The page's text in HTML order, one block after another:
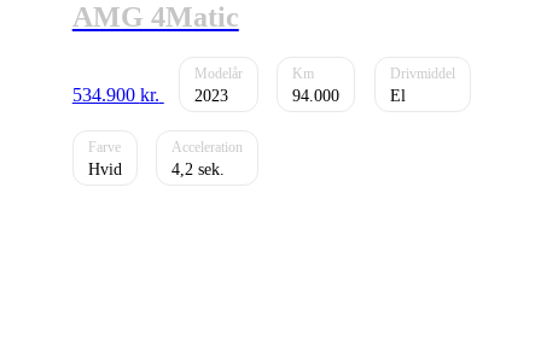
AMG 4Matic
534.900 kr. 2023 94.000 El
Hvid 4,2